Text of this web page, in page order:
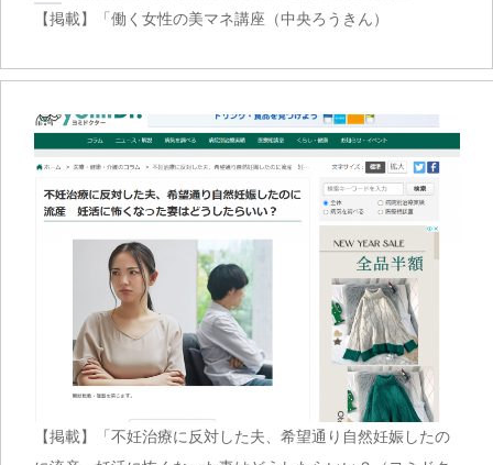
【掲載】「働く女性の美マネ講座（中央ろうきん）
【掲載】「不妊治療に反対した夫、希望通り自然妊娠したの